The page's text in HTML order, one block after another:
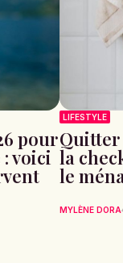
pour
voici
LIFESTYLE
Quitter
la
le
MYLÈNE DORA